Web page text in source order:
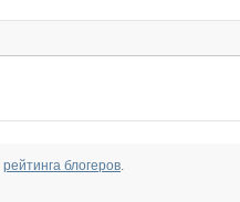
рейтинга блогеров.